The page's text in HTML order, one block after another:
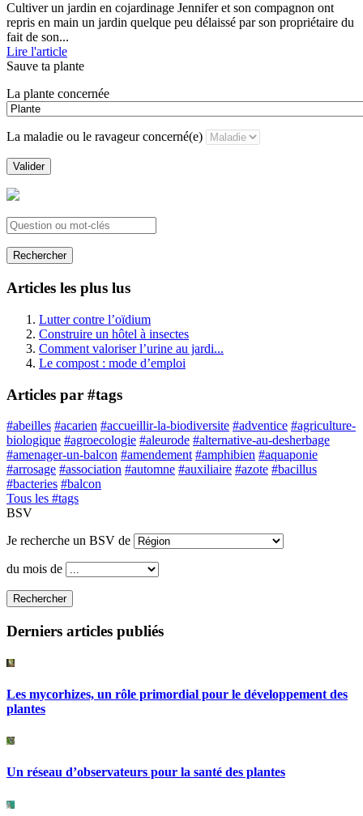
Cultiver un jardin en cojardinage Jennifer et son compagnon ont
repris en main un jardin quelque peu délaissé par son propriétaire du
fait de son...
Lire l'article
Sauve ta plante
La plante concernée
La maladie ou le ravageur concerné(e)
Valider
Rechercher
Articles les plus lus
Lutter contre l’oïdium
Construire un hôtel à insectes
Comment valoriser l’urine au jardi...
Le compost : mode d’emploi
Articles par #tags
#abeilles #acarien #accueillir-la-biodiversite #adventice #agriculture-
biologique #agroecologie #aleurode #alternative-au-desherbage
#amenager-un-balcon #amendement #amphibien #aquaponie
#arrosage #association #automne #auxiliaire #azote #bacillus
#bacteries #balcon
Tous les #tags
BSV
Je recherche un BSV de
du mois de
Rechercher
Derniers articles publiés
Les mycorhizes, un rôle primordial pour le développement des
plantes
Un réseau d’observateurs pour la santé des plantes